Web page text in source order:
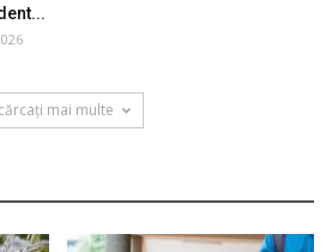
mai multe